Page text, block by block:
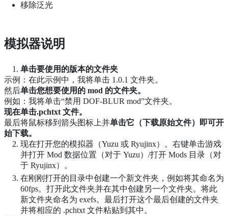
移除泛光
模拟器说明
单击要使用的版本的文件夹
示例：在此示例中，我将单击 1.0.1 文件夹。
然后单击您想要使用的 mod 的文件夹。
例如：我将单击“禁用 DOF-BLUR mod”文件夹。
现在单击.pchtxt 文件。
最后将鼠标移到箭头图标上并单击它（下载原始文件）即可开
始下载。
现在打开您的模拟器（Yuzu 或 Ryujinx）。右键单击游戏
并打开 Mod 数据位置（对于 Yuzu）/打开 Mods 目录（对
于 Ryujinx）。
在刚刚打开的目录中创建一个新文件夹，例如将其命名为
60fps。打开此文件夹并在其中创建另一个文件夹。将此
新文件夹命名为 exefs。最后打开这个最后创建的文件夹
并将相应的 .pchtxt 文件粘贴到其中。